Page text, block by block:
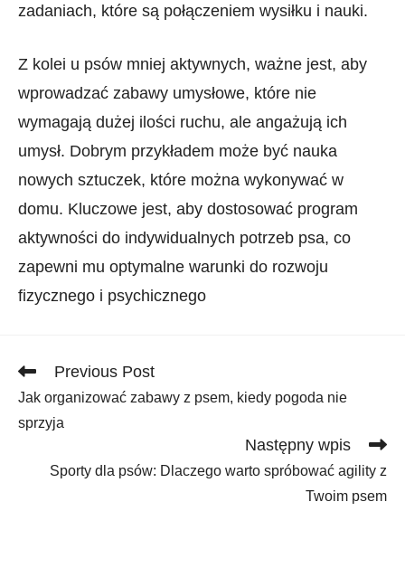
zadaniach, które są połączeniem wysiłku i nauki.
Z kolei u⁢ psów mniej aktywnych, ważne jest, ⁢aby
wprowadzać​ zabawy umysłowe, które nie
wymagają dużej ilości ruchu, ale angażują ich
umysł. Dobrym‌ przykładem może być nauka
nowych sztuczek, które można wykonywać w⁣
domu. Kluczowe jest, aby dostosować program
aktywności do indywidualnych ⁤potrzeb psa, co
zapewni mu optymalne warunki do rozwoju
fizycznego‍ i psychicznego
Read
articles
Previous Post
Jak organizować zabawy z psem, kiedy pogoda nie
sprzyja
Następny wpis
Sporty dla psów: Dlaczego warto spróbować agility z
Twoim psem